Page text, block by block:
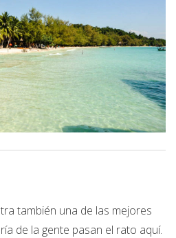
también una de las mejores
de la gente pasan el rato aquí.